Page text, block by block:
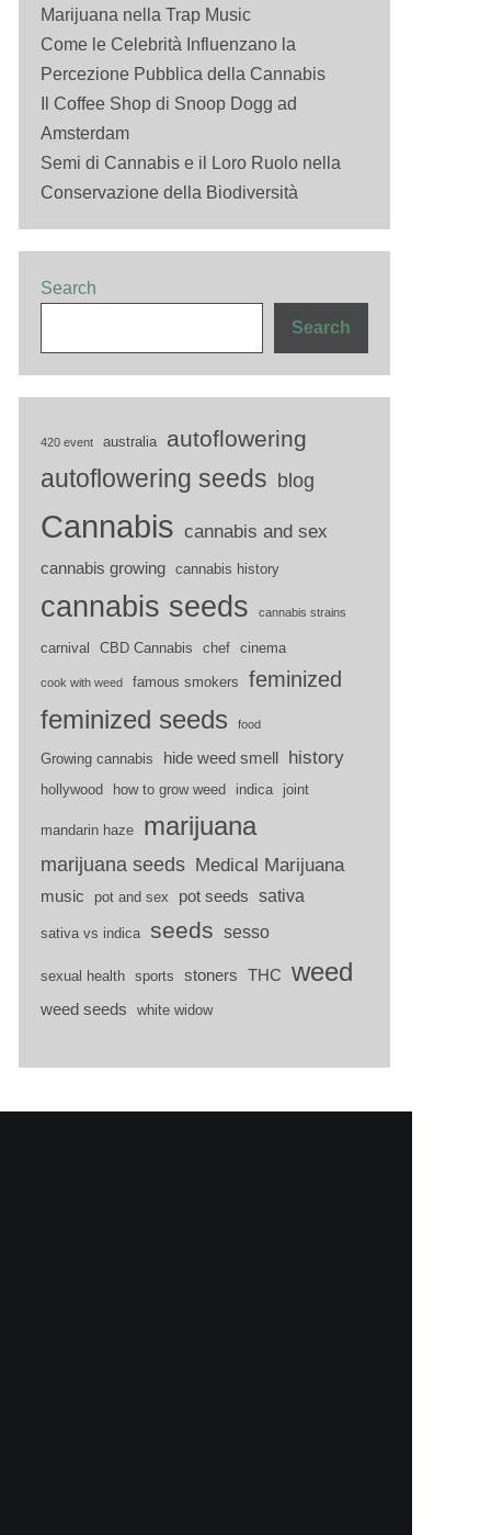
Marijuana nella Trap Music
Come le Celebrità Influenzano la
Percezione Pubblica della Cannabis
Il Coffee Shop di Snoop Dogg ad
Amsterdam
Semi di Cannabis e il Loro Ruolo nella
Conservazione della Biodiversità
Search
Search
420 event australia autoflowering
autoflowering seeds blog
Cannabis cannabis and sex
cannabis growing cannabis history
cannabis seeds cannabis strains
carnival CBD Cannabis chef cinema
cook with weed famous smokers feminized
feminized seeds food
Growing cannabis hide weed smell history
hollywood how to grow weed indica joint
mandarin haze marijuana
marijuana seeds Medical Marijuana
music pot and sex pot seeds sativa
sativa vs indica seeds sesso
sexual health sports stoners THC weed
weed seeds white widow